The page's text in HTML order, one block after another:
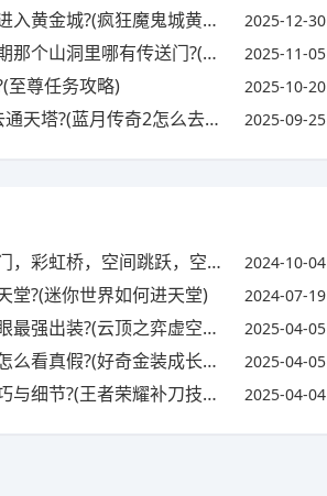
金城?(疯狂魔鬼城黄金城怎么打) 2025-12-30
里哪有传送门?(史莱姆农场传送点地图) 2025-11-05
至尊任务攻略) 2025-10-20
?(蓝月传奇2怎么去通天塔任务) 2025-09-25
跳跃，空间宝石哪个才是从A点到b点最快的方式? 2024-10-04
堂?(迷你世界如何进天堂) 2024-07-19
出装?(云顶之弈虚空之眼出装) 2025-04-05
?(好奇金装成长裤怎么看真假鉴别) 2025-04-05
节?(王者荣耀补刀技巧视频) 2025-04-04